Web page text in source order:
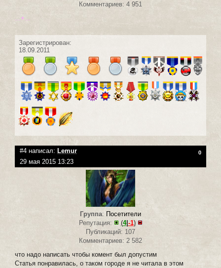
Комментариев: 4 951
...+...
Зарегистрирован:
18.09.2011
#4 написал: Lemur 0
29 мая 2015 13:23
Группа: Посетители
Репутация:
(4| -1)
Публикаций: 107
Комментариев: 2 582
что надо написать чтобы комент был допустим
Статья понравилась, о таком городе я не читала в этом